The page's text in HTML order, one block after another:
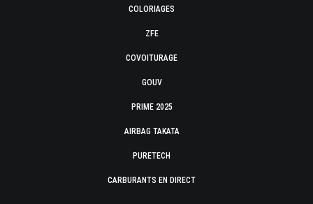
COLORIAGES
ZFE
COVOITURAGE
GOUV
PRIME 2025
AIRBAG TAKATA
PURETECH
CARBURANTS EN DIRECT